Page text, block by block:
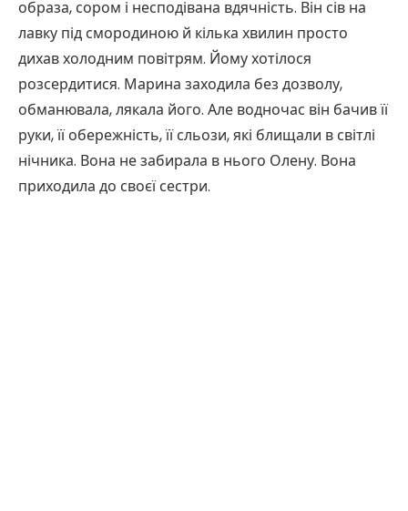
образа, сором і несподівана вдячність. Він сів на
лавку під смородиною й кілька хвилин просто
дихав холодним повітрям. Йому хотілося
розсердитися. Марина заходила без дозволу,
обманювала, лякала його. Але водночас він бачив її
руки, її обережність, її сльози, які блищали в світлі
нічника. Вона не забирала в нього Олену. Вона
приходила до своєї сестри.